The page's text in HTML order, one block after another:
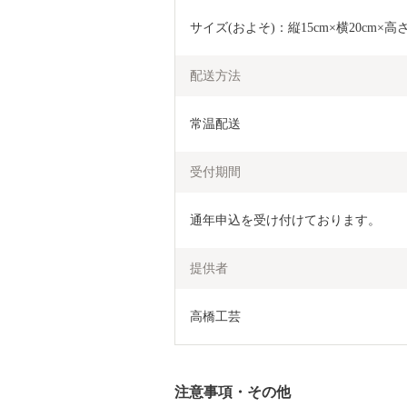
サイズ(およそ)：縦15cm×横20cm×高
配送方法
常温配送
受付期間
通年申込を受け付けております。
提供者
高橋工芸
注意事項・その他